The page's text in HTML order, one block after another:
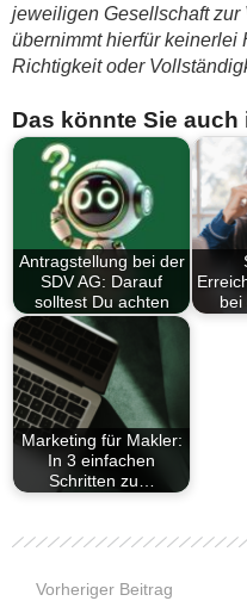
jeweiligen Gesellschaft zur
übernimmt hierfür keinerlei
Richtigkeit oder
Das könnte Sie
Antragstellung bei der
SDV AG: Darauf
solltest Du achten
bei
Marketing für Makler:
In 3 einfachen
Schritten zu…
Vorheriger Beitrag